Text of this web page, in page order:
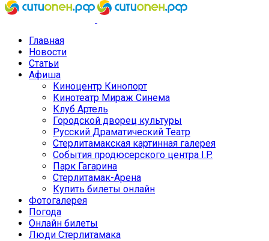
Главная
Новости
Статьи
Афиша
Киноцентр Кинопорт
Кинотеатр Мираж Синема
Клуб Артель
Городской дворец культуры
Русский Драматический Театр
Стерлитамакская картинная галерея
События продюсерского центра I.P.
Парк Гагарина
Стерлитамак-Арена
Купить билеты онлайн
Фотогалерея
Погода
Онлайн билеты
Люди Стерлитамака